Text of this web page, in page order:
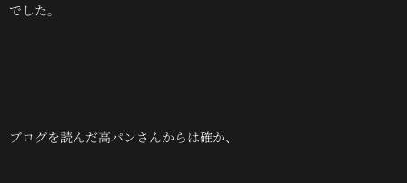
でした。
ブログを読んだ高パンさんからは確か、